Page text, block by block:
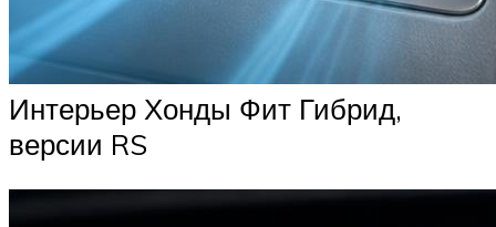
Интерьер Хонды Фит Гибрид,
версии RS